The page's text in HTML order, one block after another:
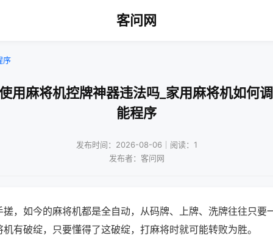
客问网
序
用麻将机控牌神器违法吗_家用麻将机如何
能程序
发布时间：2026-08-06｜阅读：1
发布者：客问网
，如今的麻将机都是全自动，从码牌、上牌、洗牌往往只要
有破绽，只要懂得了这破绽，打麻将时就可能转败为胜。